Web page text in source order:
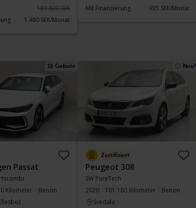
189 800 SEK
1 480 SEK/Monat
Mit Finanzierung 935 SEK/Monat
16 Gebote
Passat
Kilometer
Benzin
Neu!
Zertifiziert
Peugeot 308
SW PureTech
2020
101 180 Kilometer
Benzin
Svedala